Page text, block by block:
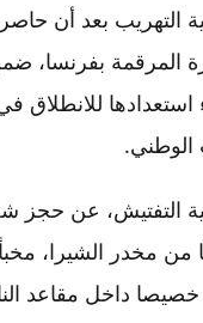
التهريب بعد أن
المرقمة بفرنسا،
استعدادها للانطلاق
الوطني.
التفتيش، عن حجز
من مخدر الشيرا،
داخل مقاعد